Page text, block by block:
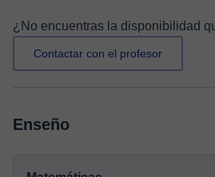
¿No encuentras la disponibilidad
Contactar con el profesor
Enseño